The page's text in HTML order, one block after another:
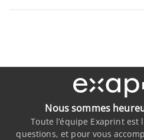
Nous sommes
Toute l’équipe Exaprint
questions, et pour vous